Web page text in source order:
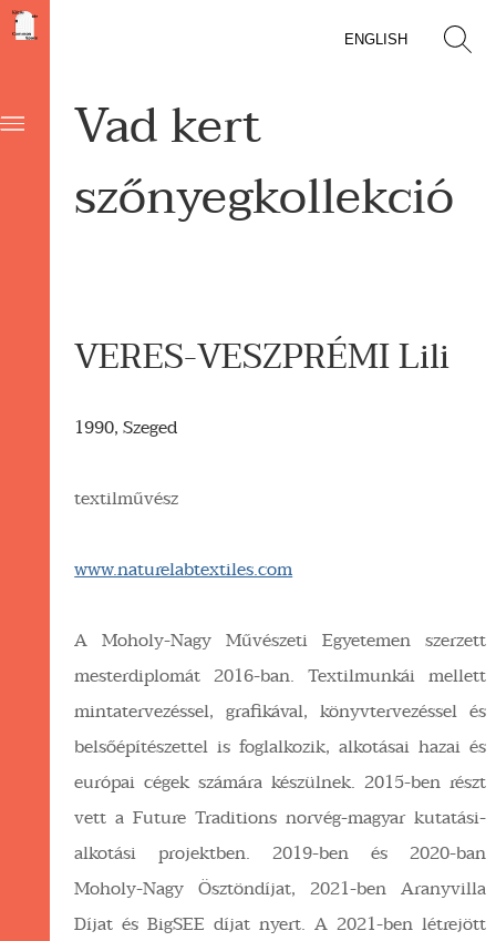
ENGLISH
Vad kert
szőnyegkollekció
VERES-VESZPRÉMI Lili
1990, Szeged
textilművész
www.naturelabtextiles.com
A Moholy-Nagy Művészeti Egyetemen szerzett
mesterdiplomát 2016-ban. Textilmunkái mellett
mintatervezéssel, grafikával, könyvtervezéssel és
belsőépítészettel is foglalkozik, alkotásai hazai és
európai cégek számára készülnek. 2015-ben részt
vett a Future Traditions norvég-magyar kutatási-
alkotási projektben. 2019-ben és 2020-ban
Moholy-Nagy Ösztöndíjat, 2021-ben Aranyvilla
Díjat és BigSEE díjat nyert. A 2021-ben létrejött